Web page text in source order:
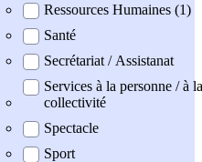
Ressources Humaines (1)
Santé
Secrétariat / Assistanat
Services à la personne / à la
collectivité
Spectacle
Sport